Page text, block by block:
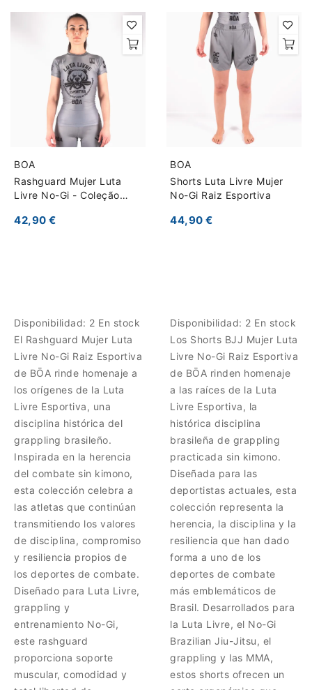
BOA
Rashguard Mujer Luta
Livre No-Gi - Coleção
42,90 €
Disponibilidad: 2 En stock
El Rashguard Mujer Luta
Livre No-Gi Raiz Esportiva
de BŌA rinde homenaje a
los orígenes de la Luta
Livre Esportiva, una
disciplina histórica del
grappling brasileño.
Inspirada en la herencia
del combate sin kimono,
esta colección celebra a
las atletas que continúan
transmitiendo los valores
de disciplina, compromiso
y resiliencia propios de
los deportes de combate.
Diseñado para Luta Livre,
grappling y
entrenamiento No-Gi,
este rashguard
proporciona soporte
muscular, comodidad y
BOA
Shorts Luta Livre Mujer
No-Gi Raiz Esportiva
44,90 €
Disponibilidad: 2 En stock
Los Shorts BJJ Mujer Luta
Livre No-Gi Raiz Esportiva
de BŌA rinden homenaje
a las raíces de la Luta
Livre Esportiva, la
histórica disciplina
brasileña de grappling
practicada sin kimono.
Diseñada para las
deportistas actuales, esta
colección representa la
herencia, la disciplina y la
resiliencia que han dado
forma a uno de los
deportes de combate
más emblemáticos de
Brasil. Desarrollados para
la Luta Livre, el No-Gi
Brazilian Jiu-Jitsu, el
grappling y las MMA,
estos shorts ofrecen un